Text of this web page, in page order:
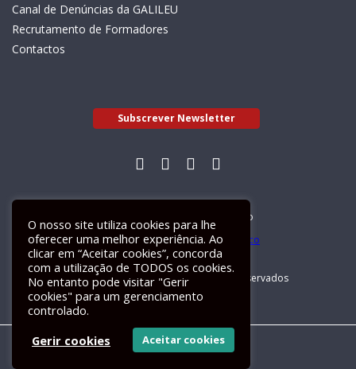
Canal de Denúncias da GALILEU
Recrutamento de Formadores
Contactos
Subscrever Newsletter
Livro de Reclamações Electrónico
GALILEU 2026 © Todos os direitos reservados
Um siteActiveMedia
O nosso site utiliza cookies para lhe
oferecer uma melhor experiência. Ao
clicar em “Aceitar cookies”, concorda
com a utilização de TODOS os cookies.
No entanto pode visitar "Gerir
cookies" para um gerenciamento
controlado.
Gerir cookies
Aceitar cookies